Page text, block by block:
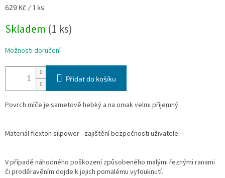
Měrná
629 Kč / 1 ks
Skladem (1 ks)
Možnosti doručení
Přidat do košíku
Povrch míče je sametově hebký a na omak velmi příjemný.
Materiál flexton silpower - zajištění bezpečnosti uživatele.
V případě náhodného poškození způsobeného malými řeznými ranami
či proděravěním dojde k jejich pomalému vyfouknutí.